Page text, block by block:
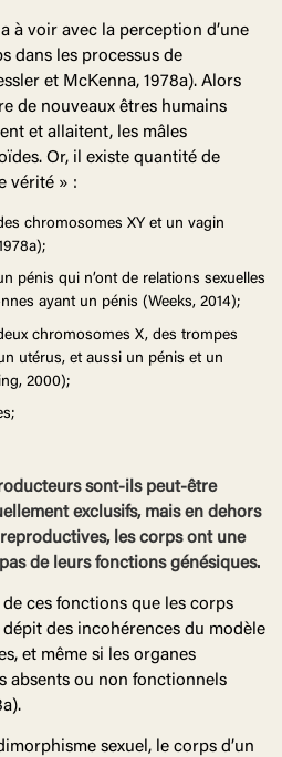
à voir avec la perception d’une
dans les processus de
et McKenna, 1978a). Alors
de nouveaux êtres humains
et allaitent, les mâles
Or, il existe quantité de
vérité » :
chromosomes XY et un vagin
pénis qui n’ont de relations sexuelles
ayant un pénis (Weeks, 2014);
chromosomes X, des trompes
utérus, et aussi un pénis et un
2000);
sont-ils peut-être
exclusifs, mais en dehors
les corps ont une
de leurs fonctions génésiques.
de ces fonctions que les corps
des incohérences du modèle
et même si les organes
absents ou non fonctionnels
sexuel, le corps d’un